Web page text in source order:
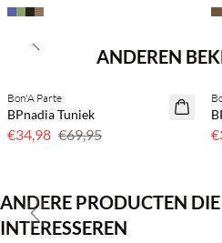
ANDEREN
50% korting
Bon'A Parte
BPnadia Tuniek
€34,98 €69,95
Previous slide
ANDERE PRODUCTEN
INTERESSEREN
Koop min. 2 & bespaar 20%
Previous slide